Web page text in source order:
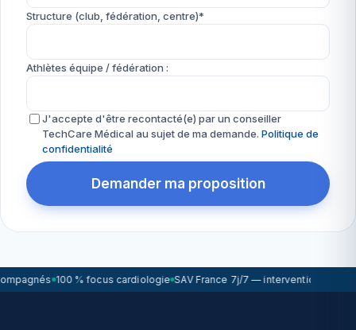
Structure (club, fédération, centre)*
Athlètes équipe / fédération :
J'accepte d'être recontacté(e) par un conseiller
TechCare Médical au sujet de ma demande. Politique de
confidentialité
Demander ma proposition
100 % focus cardiologie SAV France 7j/7 — intervention sous